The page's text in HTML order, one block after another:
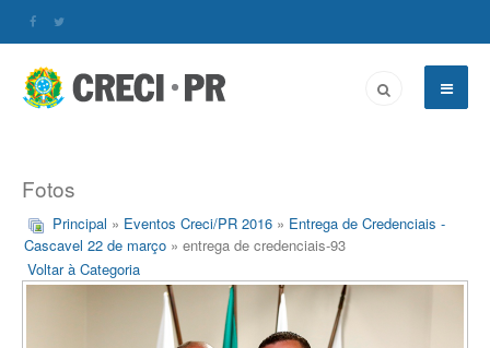
Fotos
Principal » Eventos Creci/PR 2016 » Entrega de Credenciais -
Cascavel 22 de março » entrega de credenciais-93
Voltar à Categoria